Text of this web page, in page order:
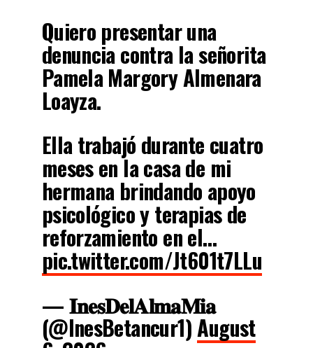
Quiero presentar una
denuncia contra la señorita
Pamela Margory Almenara
Loayza.
Ella trabajó durante cuatro
meses en la casa de mi
hermana brindando apoyo
psicológico y terapias de
reforzamiento en el…
pic.twitter.com/Jt601t7LLu
— 𝐈𝐧𝐞𝐬𝐃𝐞𝐥𝐀𝐥𝐦𝐚𝐌𝐢𝐚
(@InesBetancur1)August